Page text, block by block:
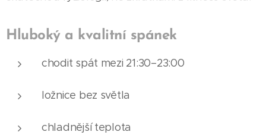
Hluboký a kvalitní spánek
chodit spát mezi 21:30–23:00
ložnice bez světla
chladnější teplota